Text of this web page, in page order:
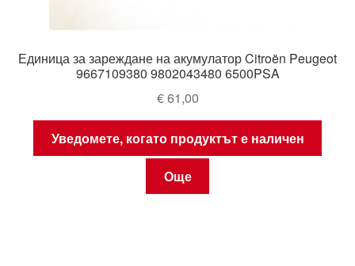
Единица за зареждане на акумулатор Citroën Peugeot
9667109380 9802043480 6500PSA
€61,00
Уведомете, когато продуктът е наличен
Още